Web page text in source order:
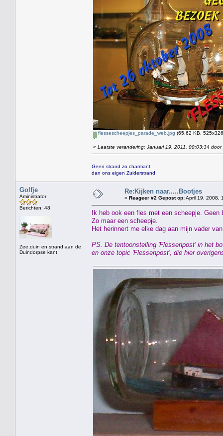
flessescheepjes_parade_web.jpg (65.62 KB,
« Laatste verandering: Januari 19, 2011, 00:03:34 door
Geen strand zo charmant
dan ons eigen Zuiderstrand
Golfje
Aministrator
Berichten: 48
Zee,duin en strand aan de
Duindorpse kant
Re:Kijken naar.....Bootjes
« Reageer #2 Gepost op:April 19, 2008,
Ik heb ook een fles met een scheepje. Geen
Zo maar een scheepje.
Het herinnert me elke dag aan mijn vader
PS. De tentoonstelling 'Flessenpost' in het
en onze topic 'Flessenpost', die hier